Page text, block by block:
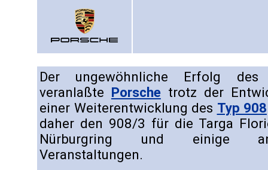
Der ungewöhnliche Erfolg des
veranlaßte Porschetrotz der
einer Weiterentwicklung des Typ 908
daher den 908/3 für die Targa
Nürburgring und einige
Veranstaltungen.